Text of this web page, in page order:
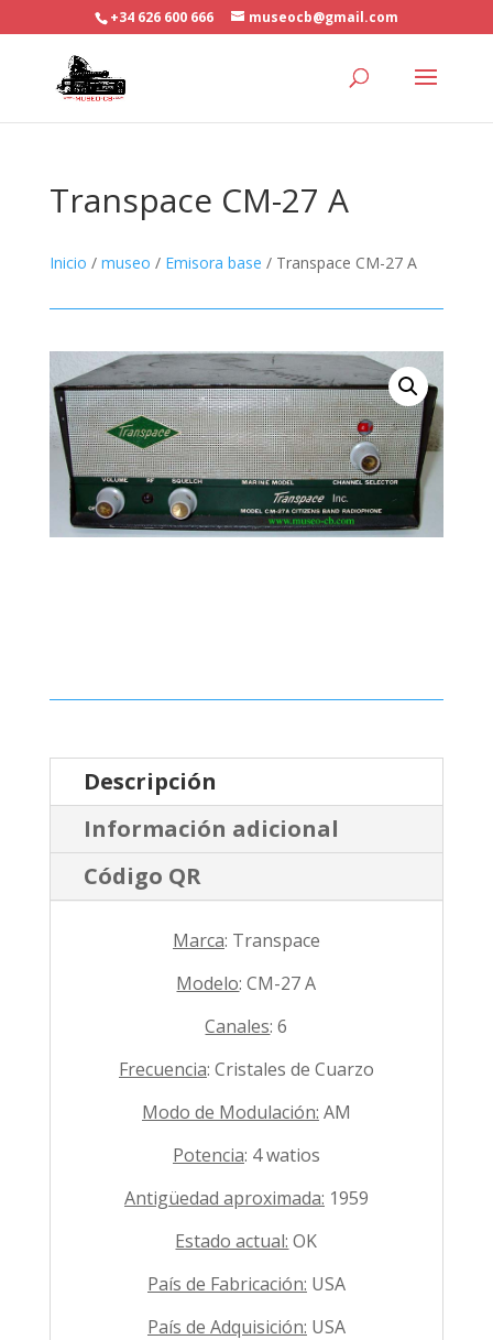
+34 626 600 666 museocb@gmail.com
Transpace CM-27 A
Inicio / museo / Emisora base / Transpace CM-27 A
Descripción
Información adicional
Código QR
Marca: Transpace
Modelo: CM-27 A
Canales: 6
Frecuencia: Cristales de Cuarzo
Modo de Modulación: AM
Potencia: 4 watios
Antigüedad aproximada: 1959
Estado actual: OK
País de Fabricación: USA
País de Adquisición: USA